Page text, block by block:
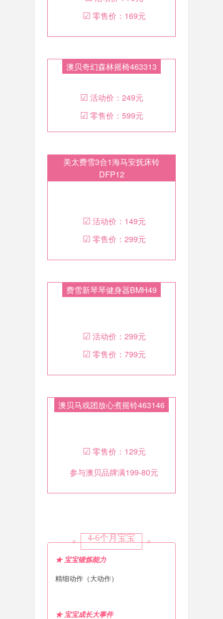
☑ 零售价： 169元
澳贝奇幻森林摇椅463313
☑ 活动价： 249元
☑ 零售价： 599元
美太费雪3合1海马安抚床铃
DFP12
☑ 活动价： 149元
☑ 零售价： 299元
费雪新琴琴健身器BMH49
☑ 活动价： 299元
☑ 零售价： 799元
澳贝马戏团放心煮摇铃463146
☑ 零售价： 129元
参与澳贝品牌满199-80元
4-6个月宝宝
★ 宝宝锻炼能力
精细动作（大动作）
★宝宝成长大事件